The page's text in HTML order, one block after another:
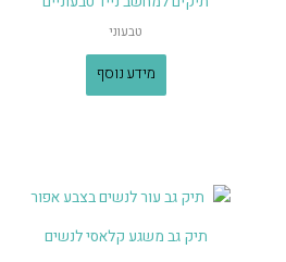
טבעוני
מידע נוסף
תיק גב משגע קלאסי לנשים